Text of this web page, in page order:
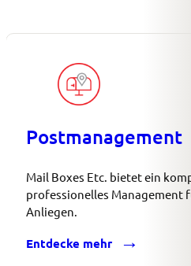
Postmanagement
Mail Boxes Etc. bietet ein
professionelles Management
Anliegen.
Entdecke mehr